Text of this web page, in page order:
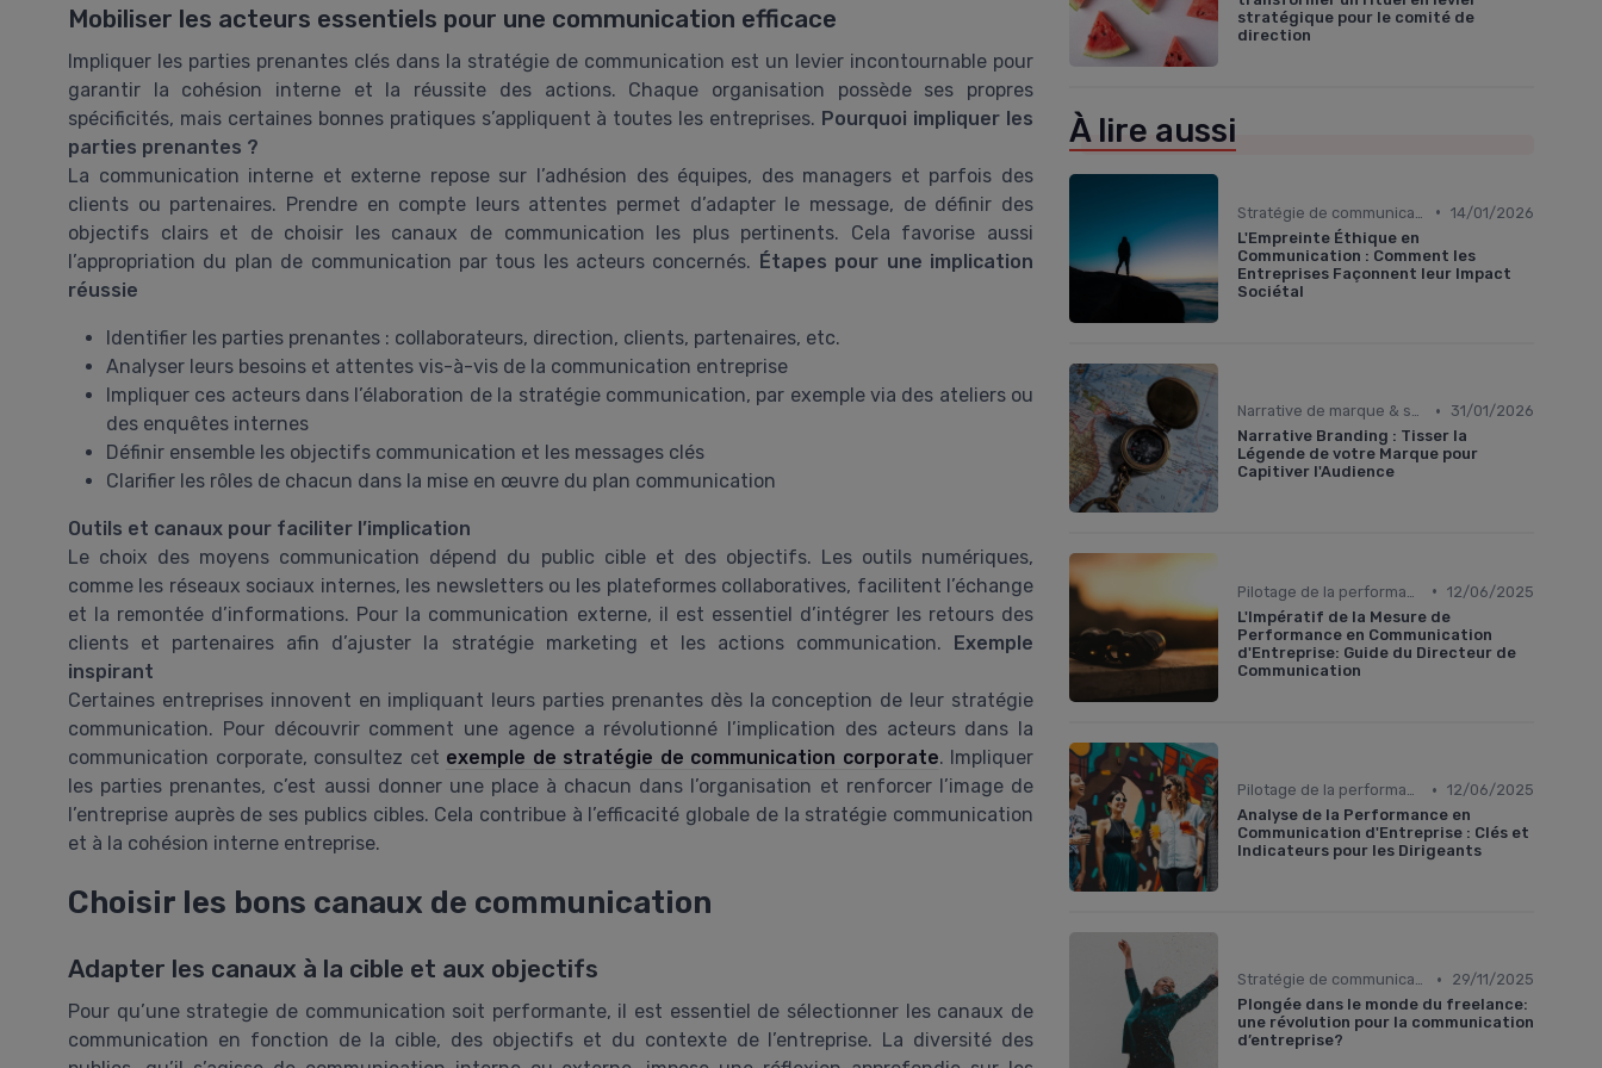
Mobiliser les acteurs essentiels pour une communication efficace
Impliquer les parties prenantes clés dans la stratégie de communication est un levier incontournable pour
garantir la cohésion interne et la réussite des actions. Chaque organisation possède ses propres
spécificités, mais certaines bonnes pratiques s’appliquent à toutes les entreprises. Pourquoi impliquer les
parties prenantes ?
La communication interne et externe repose sur l’adhésion des équipes, des managers et parfois des
clients ou partenaires. Prendre en compte leurs attentes permet d’adapter le message, de définir des
objectifs clairs et de choisir les canaux de communication les plus pertinents. Cela favorise aussi
l’appropriation du plan de communication par tous les acteurs concernés. Étapes pour une implication
réussie
Identifier les parties prenantes : collaborateurs, direction, clients, partenaires, etc.
Analyser leurs besoins et attentes vis-à-vis de la communication entreprise
Impliquer ces acteurs dans l’élaboration de la stratégie communication, par exemple via des ateliers ou
des enquêtes internes
Définir ensemble les objectifs communication et les messages clés
Clarifier les rôles de chacun dans la mise en œuvre du plan communication
Outils et canaux pour faciliter l’implication
Le choix des moyens communication dépend du public cible et des objectifs. Les outils numériques,
comme les réseaux sociaux internes, les newsletters ou les plateformes collaboratives, facilitent l’échange
et la remontée d’informations. Pour la communication externe, il est essentiel d’intégrer les retours des
clients et partenaires afin d’ajuster la stratégie marketing et les actions communication. Exemple
inspirant
Certaines entreprises innovent en impliquant leurs parties prenantes dès la conception de leur stratégie
communication. Pour découvrir comment une agence a révolutionné l’implication des acteurs dans la
communication corporate, consultez cet exemple de stratégie de communication corporate. Impliquer
les parties prenantes, c’est aussi donner une place à chacun dans l’organisation et renforcer l’image de
l’entreprise auprès de ses publics cibles. Cela contribue à l’efficacité globale de la stratégie communication
et à la cohésion interne entreprise.
Choisir les bons canaux de communication
Adapter les canaux à la cible et aux objectifs
Pour qu’une strategie de communication soit performante, il est essentiel de sélectionner les canaux de
communication en fonction de la cible, des objectifs et du contexte de l’entreprise. La diversité des
stratégique pour le comité de
direction
À lire aussi
• 14/01/2026
L'Empreinte Éthique en
Communication : Comment les
Entreprises Façonnent leur Impact
Sociétal
Narrative de marque & storytelling •
31/01/2026
Narrative Branding : Tisser la
Légende de votre Marque pour
Capitiver l'Audience
• 12/06/2025
L'Impératif de la Mesure de
Performance en Communication
d'Entreprise: Guide du Directeur de
Communication
Pilotage de la performance communication • 12/06/2025
Analyse de la Performance en
Communication d'Entreprise : Clés et
Indicateurs pour les Dirigeants
Stratégie de communication d’entreprise •
29/11/2025
Plongée dans le monde du freelance:
une révolution pour la communication
d’entreprise?